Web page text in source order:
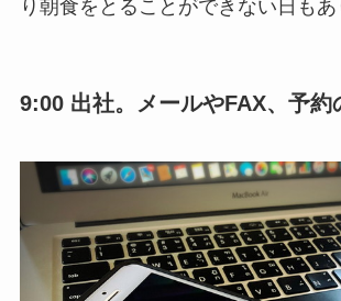
り朝食をとることができない日もあ
9:00 出社。メールやFAX、予約